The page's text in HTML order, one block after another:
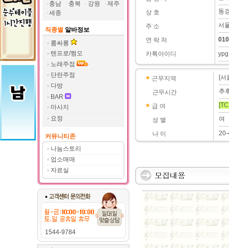
충남
충북 강원
제주
세종
직종별 알바정보
룸싸롱
텐프로/쩜오
노래주점
단란주점
다방
BAR
마사지
요정
커뮤니티존
나눔스토리
업소매매
자료실
1544-9784
상 호
주 소
연 락 처
카톡아이디
동
서
근무지역
근무시간
급 여
성 별
나 이
[서
추
여